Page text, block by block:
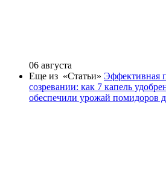
06 августа
Еще из «Статьи» Эффективная
созревании: как 7 капель
обеспечили урожай помидоров